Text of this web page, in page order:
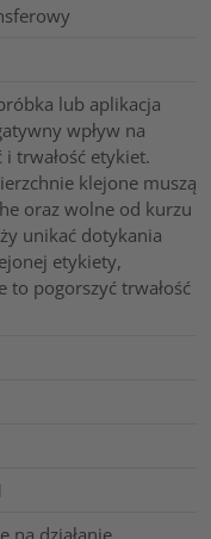
lub aplikacja
wpływ na
trwałość etykiet.
klejone muszą
oraz wolne od kurzu
unikać dotykania
etykiety,
to pogorszyć trwałość